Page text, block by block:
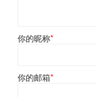
你的昵称*
你的邮箱*